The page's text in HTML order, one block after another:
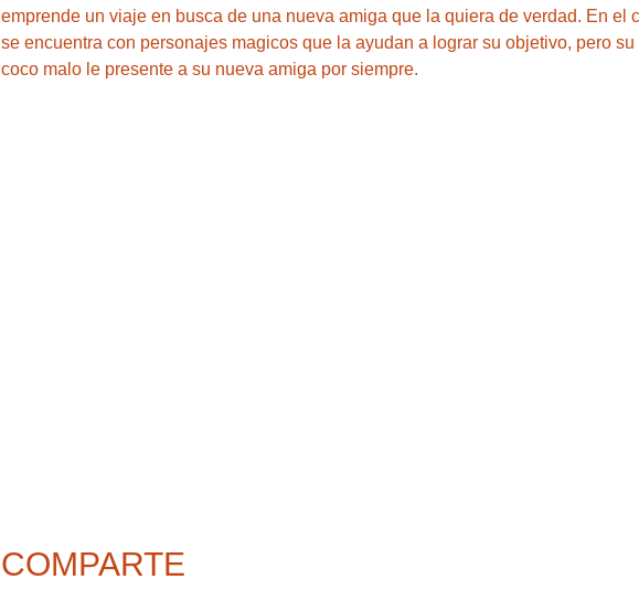
emprende un viaje en busca de una nueva amiga que la quiera de verdad. En el
se encuentra con personajes magicos que la ayudan a lograr su objetivo, pero
coco malo le presente a su nueva amiga por siempre.
COMPARTE